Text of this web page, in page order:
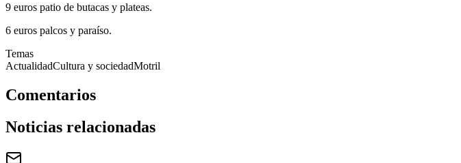
9 euros patio de butacas y plateas.
6 euros palcos y paraíso.
Temas
ActualidadCultura y sociedadMotril
Comentarios
Noticias relacionadas